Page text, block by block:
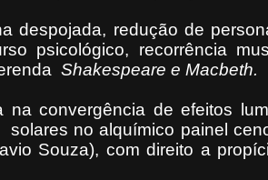
despojada, redução de
psicológico, recorrência
Shakespeare e Macbeth.
na convergência de efeitos
solares no alquímico painel
Souza), com direito a